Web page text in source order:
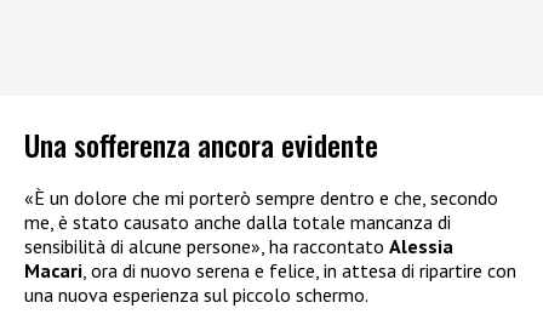
Una sofferenza ancora evidente
«È un dolore che mi porterò sempre dentro e che, secondo
me, è stato causato anche dalla totale mancanza di
sensibilità di alcune persone», ha raccontato Alessia
Macari, ora di nuovo serena e felice, in attesa di ripartire con
una nuova esperienza sul piccolo schermo.